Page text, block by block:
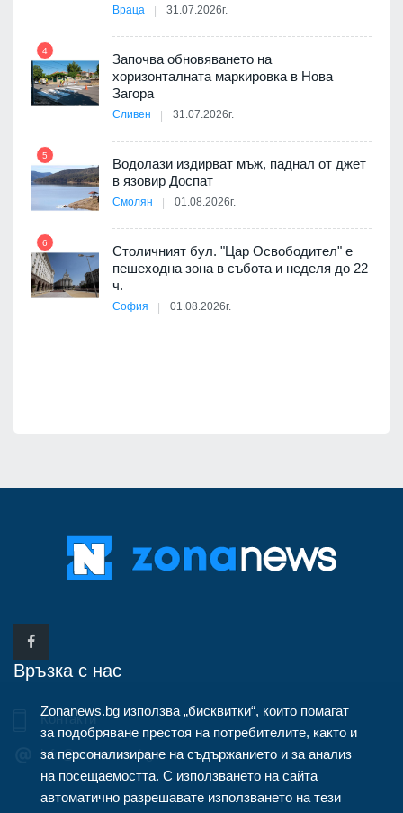
Враца 31.07.2026г.
4
Започва обновяването на
хоризонталната маркировка в Нова
Загора
Сливен 31.07.2026г.
5
Водолази издирват мъж, паднал от джет
в язовир Доспат
Смолян 01.08.2026г.
6
Столичният бул. "Цар Освободител" е
пешеходна зона в събота и неделя до 22
ч.
София 01.08.2026г.
Връзка с нас
Контакти
info@zonanews.bg
Zonanews.bg използва „бисквитки“, които помагат
за подобряване престоя на потребителите, както и
за персонализиране на съдържанието и за анализ
на посещаемостта. С използването на сайта
автоматично разрешавате използването на тези